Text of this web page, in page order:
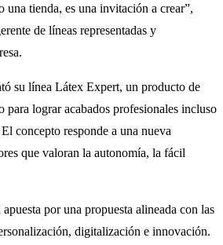
una tienda, es una invitación a crear”,
de líneas representadas y
su línea Látex Expert, un producto de
para lograr acabados profesionales incluso
concepto responde a una nueva
que valoran la autonomía, la fácil
por una propuesta alineada con las
digitalización e innovación.